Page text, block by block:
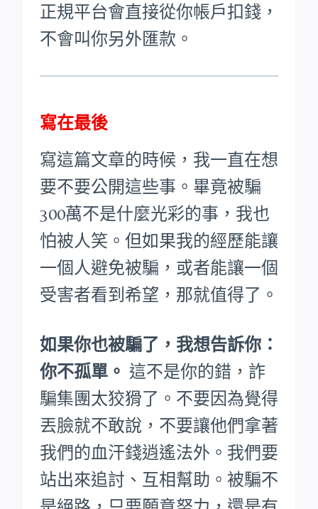
正規平台會直接從你帳戶扣錢，
不會叫你另外匯款。
寫在最後
寫這篇文章的時候，我一直在想
要不要公開這些事。畢竟被騙
300萬不是什麼光彩的事，我也
怕被人笑。 但如果我的經歷能讓
一個人避免被騙，或者能讓一個
受害者看到希望，那就值得了。
如果你也被騙了，我想告訴你：
你不孤單。 這不是你的錯，詐
騙集團太狡猾了。不要因為覺得
丟臉就不敢說，不要讓他們拿著
我們的血汗錢逍遙法外。 我們要
站出來追討、互相幫助。被騙不